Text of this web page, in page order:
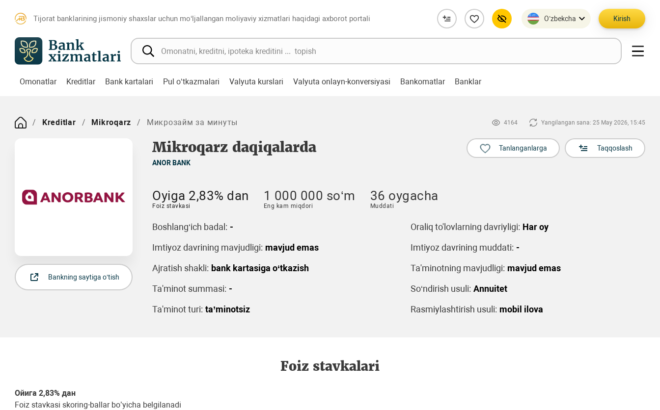
Tijorat banklarining jismoniy shaxslar uchun mo‘ljallangan moliyaviy xizmatlari haqidagi axborot portali O’zbekcha Kirish
Omonatlar Kreditlar Bank kartalari Pul o‘tkazmalari Valyuta kurslari Valyuta onlayn-konversiyasi Bankomatlar Banklar
Kreditlar Mikroqarz Микрозайм за минуты 4164 Yangilangan sana: 25 May 2026, 15:45
Mikroqarz daqiqalarda
ANOR BANK
Tanlanganlarga Taqqoslash
Bankning saytiga o‘tish
Oyiga 2,83% dan
Foiz stavkasi
1 000 000 so‘m
Eng kam miqdori
36 oygacha
Muddati
Boshlang‘ich badal: - Oraliq to'lovlarning davriyligi: Har oy
Imtiyoz davrining mavjudligi: mavjud emas Imtiyoz davrining muddati: -
Ajratish shakli: bank kartasiga o‘tkazish Ta'minotning mavjudligi: mavjud emas
Ta'minot summasi: - So‘ndirish usuli: Annuitet
Ta'minot turi: ta’minotsiz Rasmiylashtirish usuli: mobil ilova
Foiz stavkalari
Ойига 2,83% дан
Foiz stavkasi skoring-ballar bo’yicha belgilanadi